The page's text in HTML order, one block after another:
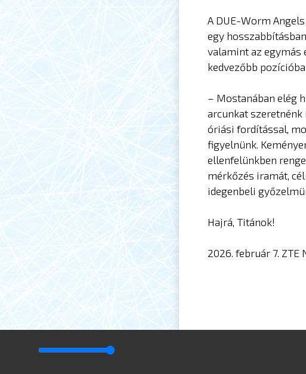
A DUE-Worm
egy
valamint az egymás
kedvezőbb
– Mostanában elég
arcunkat
óriási fordítással,
figyelnünk.
ellenfelünkben
mérkőzés iramát,
idegenbeli
Hajrá, Titánok!
2026. február 7. ZTE